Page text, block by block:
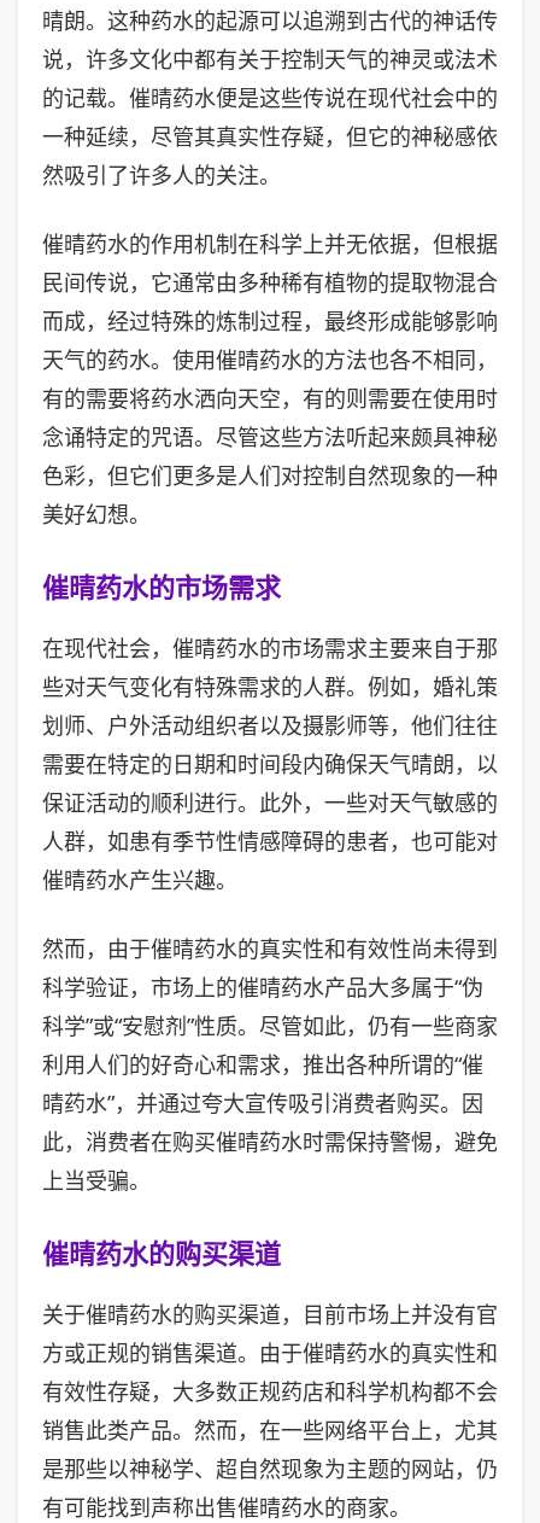
晴朗。这种药水的起源可以追溯到古代的神话传
说，许多文化中都有关于控制天气的神灵或法术
的记载。催晴药水便是这些传说在现代社会中的
一种延续，尽管其真实性存疑，但它的神秘感依
然吸引了许多人的关注。
催晴药水的作用机制在科学上并无依据，但根据
民间传说，它通常由多种稀有植物的提取物混合
而成，经过特殊的炼制过程，最终形成能够影响
天气的药水。使用催晴药水的方法也各不相同，
有的需要将药水洒向天空，有的则需要在使用时
念诵特定的咒语。尽管这些方法听起来颇具神秘
色彩，但它们更多是人们对控制自然现象的一种
美好幻想。
催晴药水的市场需求
在现代社会，催晴药水的市场需求主要来自于那
些对天气变化有特殊需求的人群。例如，婚礼策
划师、户外活动组织者以及摄影师等，他们往往
需要在特定的日期和时间段内确保天气晴朗，以
保证活动的顺利进行。此外，一些对天气敏感的
人群，如患有季节性情感障碍的患者，也可能对
催晴药水产生兴趣。
然而，由于催晴药水的真实性和有效性尚未得到
科学验证，市场上的催晴药水产品大多属于“伪
科学”或“安慰剂”性质。尽管如此，仍有一些商家
利用人们的好奇心和需求，推出各种所谓的“催
晴药水”，并通过夸大宣传吸引消费者购买。因
此，消费者在购买催晴药水时需保持警惕，避免
上当受骗。
催晴药水的购买渠道
关于催晴药水的购买渠道，目前市场上并没有官
方或正规的销售渠道。由于催晴药水的真实性和
有效性存疑，大多数正规药店和科学机构都不会
销售此类产品。然而，在一些网络平台上，尤其
是那些以神秘学、超自然现象为主题的网站，仍
有可能找到声称出售催晴药水的商家。